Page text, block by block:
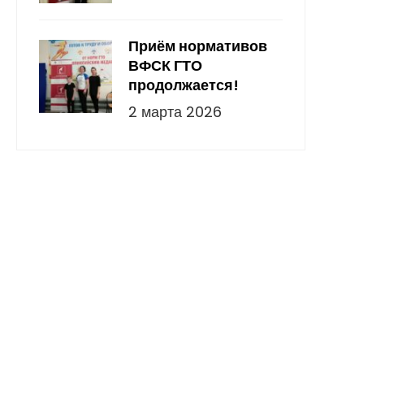
Приём нормативов
ВФСК ГТО
продолжается!
2 марта 2026